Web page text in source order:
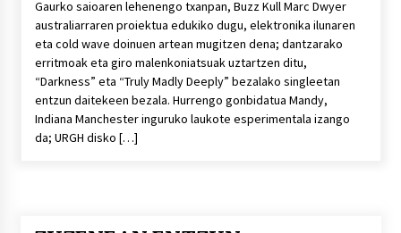
Gaurko saioaren lehenengo txanpan, Buzz Kull Marc Dwyer
australiarraren proiektua edukiko dugu, elektronika ilunaren
eta cold wave doinuen artean mugitzen dena; dantzarako
erritmoak eta giro malenkoniatsuak uztartzen ditu,
“Darkness” eta “Truly Madly Deeply” bezalako singleetan
entzun daitekeen bezala. Hurrengo gonbidatua Mandy,
Indiana Manchester inguruko laukote esperimentala izango
da; URGH disko […]